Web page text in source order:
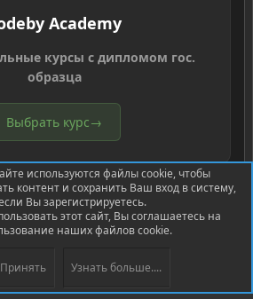
Academy
курсы с дипломом гос.
образца
Выбрать курс→
® © 2010-2026 XenForo Ltd.
of 8WAYRUN
используются файлы cookie, чтобы
контент и сохранить Ваш вход в систему,
Вы зарегистрируетесь.
этот сайт, Вы соглашаетесь на
наших файлов cookie.
Принять Узнать больше....